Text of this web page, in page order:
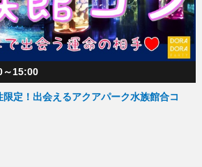
～15:00
定！出会えるアクアパーク水族館合コ